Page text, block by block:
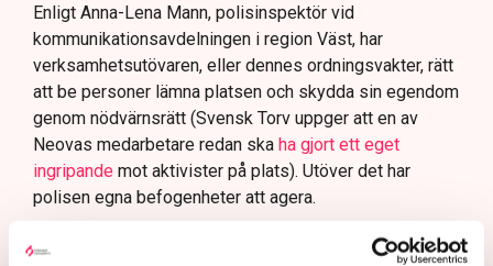
Enligt Anna-Lena Mann, polisinspektör vid
kommunikationsavdelningen i region Väst, har
verksamhetsutövaren, eller dennes ordningsvakter, rätt
att be personer lämna platsen och skydda sin egendom
genom nödvärnsrätt (Svensk Torv uppger att en av
Neovas medarbetare redan ska ha gjort ett eget
ingripande mot aktivister på plats). Utöver det har
polisen egna befogenheter att agera.
Flera har gripits